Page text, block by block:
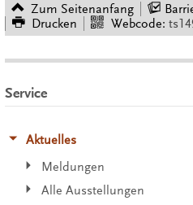
Zum Seitenanfang
Drucken
Webcode:
Service
Aktuelles
Meldungen
Alle Ausstellungen